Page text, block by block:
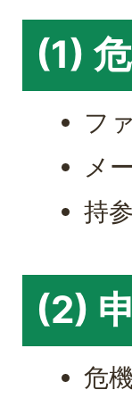
(1)
フ
メ
持
(2)
危